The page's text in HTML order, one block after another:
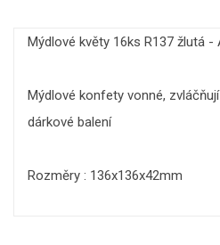
Mýdlové květy 16ks R137 žlutá -
Mýdlové konfety vonné,
dárkové balení
Rozměry : 136x136x42mm